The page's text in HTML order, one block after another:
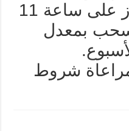
الان من فرص الفوز على ساعة 11
بمعدل
شروط